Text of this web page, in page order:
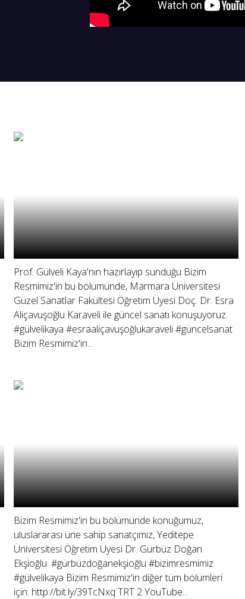
Prof. Gülveli Kaya'nın hazırlayıp sunduğu Bizim
Resmimiz'in bu bölümünde, Marmara Üniversitesi
Güzel Sanatlar Fakültesi Öğretim Üyesi Doç. Dr. Esra
Aliçavuşoğlu Karaveli ile güncel sanatı konuşuyoruz.
#gülvelikaya #esraaliçavuşoğlukaraveli #güncelsanat
Bizim Resmimiz'in...
Bizim Resmimiz'in bu bölümünde konuğumuz,
uluslararası üne sahip sanatçımız, Yeditepe
Üniversitesi Öğretim Üyesi Dr. Gürbüz Doğan
Ekşioğlu. #gürbüzdoğanekşioğlu #bizimresmimiz
#gülvelikaya Bizim Resmimiz'in diğer tüm bölümleri
için: http://bit.ly/39TcNxq TRT 2 YouTube...